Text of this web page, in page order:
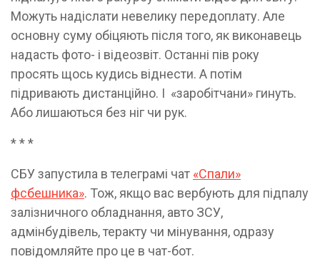
Можуть надіслати невелику передоплату. Але
основну суму обіцяють після того, як виконавець
надасть фото- і відеозвіт. Останні пів року
просять щось кудись віднести. А потім
підривають дистанційно. І «заробітчани» гинуть.
Або лишаються без ніг чи рук.
* * *
СБУ запустила в телеграмі чат «Спали»
фсбешника». Тож, якщо вас вербують для підпалу
залізничного обладнання, авто ЗСУ,
адмінбудівель, теракту чи мінування, одразу
повідомляйте про це в чат-бот.